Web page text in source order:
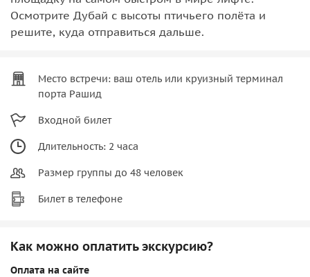
Осмотрите Дубай с высоты птичьего полёта и
решите, куда отправиться дальше.
Место встречи: ваш отель или круизный терминал
порта Рашид
Входной билет
Длительность: 2 часа
Размер группы до 48 человек
Билет в телефоне
Как можно оплатить экскурсию?
Оплата на сайте